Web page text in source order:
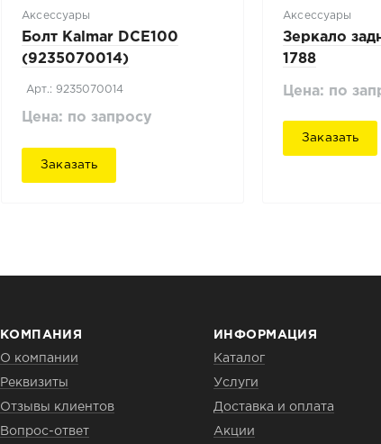
Аксессуары
Болт Kalmar DCE100
(9235070014)
Арт.: 9235070014
Цена: по запросу
Заказать
Аксессуары
Зеркало
1788
Цена: по
Заказать
КОМПАНИЯ
О компании
Реквизиты
Отзывы клиентов
Вопрос-ответ
ИНФОРМАЦИЯ
Каталог
Услуги
Доставка и оплата
Акции